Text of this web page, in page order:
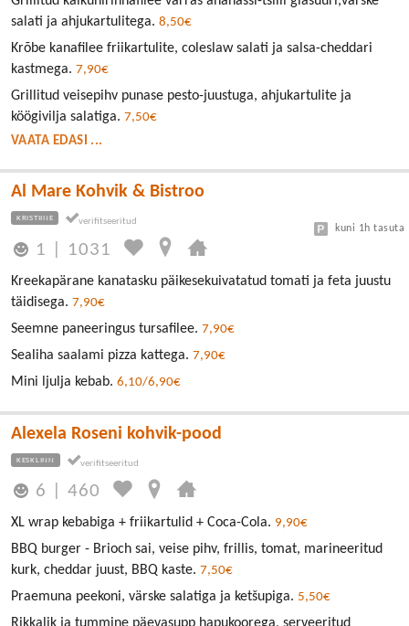
salati ja ahjukartulitega. 8,50€
Krõbe kanafilee friikartulite, coleslaw salati ja salsa-cheddari
kastmega. 7,90€
Grillitud veisepihv punase pesto-juustuga, ahjukartulite ja
köögivilja salatiga. 7,50€
VAATA EDASI ...
Al Mare Kohvik & Bistroo
KRISTIINE
1 1031
kuni 1h tasuta
Kreekapärane kanatasku päikesekuivatatud tomati ja feta juustu
täidisega. 7,90€
Seemne paneeringus tursafilee. 7,90€
Sealiha saalami pizza kattega. 7,90€
Mini ljulja kebab. 6,10/6,90€
Alexela Roseni kohvik-pood
KESKLINN
6 |460
XL wrap kebabiga + friikartulid + Coca-Cola. 9,90€
BBQ burger - Brioch sai, veise pihv, frillis, tomat, marineeritud
kurk, cheddar juust, BBQ kaste. 7,50€
Praemuna peekoni, värske salatiga ja ketšupiga. 5,50€